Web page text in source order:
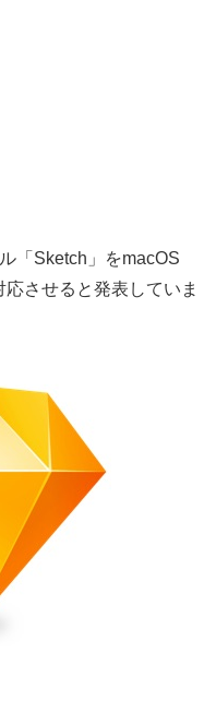
「Sketch」をmacOS
させると発表していま